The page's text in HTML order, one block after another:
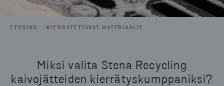
ETUSIVU KIERRÄTETTÄVÄT MATERIAALIT
Miksi valita Stena Recycling
kaivojätteiden kierrätyskumppaniksi?